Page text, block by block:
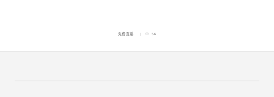
免费直播 56